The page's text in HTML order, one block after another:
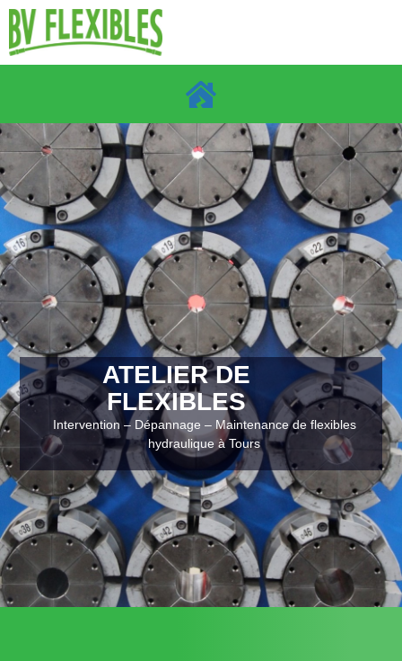
ATELIER DE
FLEXIBLES
Intervention – Dépannage – Maintenance de flexibles
hydraulique à Tours